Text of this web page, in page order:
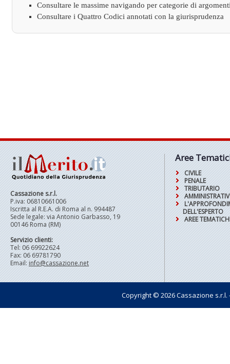
Consultare le massime navigando per categorie di
Consultare i Quattro Codici annotati con la giurisprudenza
Cassazione s.r.l.
P.iva: 06810661006
Iscritta al R.E.A. di Roma al n. 994487
Sede legale: via Antonio Garbasso, 19
00146 Roma (RM)
Servizio clienti:
Tel: 06 69922624
Fax: 06 69781790
Email: info@cassazione.net
Aree
CIVILE
PENALE
TRIBUTARIO
DELL'ESPERTO
AREE
Copyright © 2026 Cassazione s.r.l.